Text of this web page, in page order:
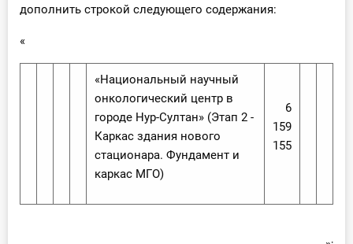
дополнить строкой следующего содержания:
«
«Национальный научный
онкологический центр в
городе Нур-Султан» (Этап 2 -
Каркас здания нового
стационара. Фундамент и
каркас МГО)
6
159
155